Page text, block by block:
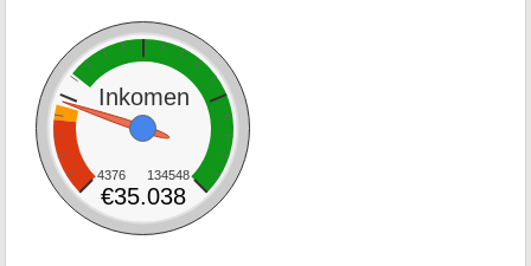
Inkomen
4376 134548
€35.038